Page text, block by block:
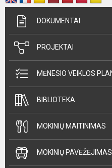
DOKUMENTAI
PROJEKTAI
MĖNESIO VEIKLOS
BIBLIOTEKA
MOKINIŲ MAITINIMAS
MOKINIŲ PAVĖŽĖJIMAS